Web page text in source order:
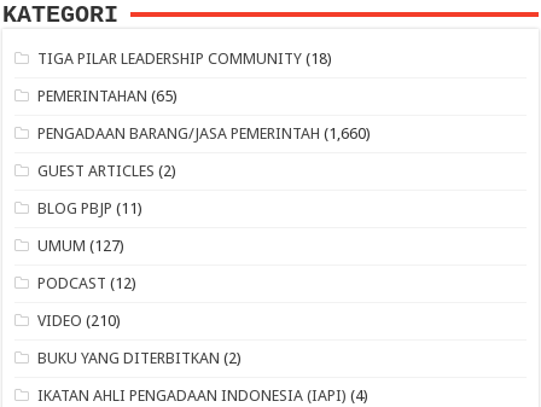
KATEGORI
TIGA PILAR LEADERSHIP COMMUNITY (18)
PEMERINTAHAN (65)
PENGADAAN BARANG/JASA PEMERINTAH (1,660)
GUEST ARTICLES (2)
BLOG PBJP (11)
UMUM (127)
PODCAST (12)
VIDEO (210)
BUKU YANG DITERBITKAN (2)
IKATAN AHLI PENGADAAN INDONESIA (IAPI) (4)